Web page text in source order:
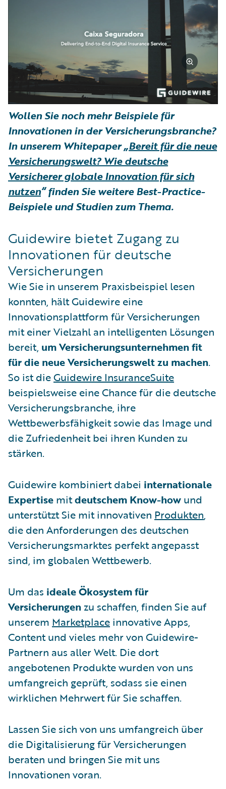
Wollen Sie noch mehr Beispiele für
Innovationen in der Versicherungsbranche?
In unserem Whitepaper „Bereit für die neue
Versicherungswelt? Wie deutsche
Versicherer globale Innovation für sich
nutzen“ finden Sie weitere Best-Practice-
Beispiele und Studien zum Thema.
Guidewire bietet Zugang zu
Innovationen für deutsche
Versicherungen
Wie Sie in unserem Praxisbeispiel lesen
konnten, hält Guidewire eine
Innovationsplattform für Versicherungen
mit einer Vielzahl an intelligenten Lösungen
bereit, um Versicherungsunternehmen fit
für die neue Versicherungswelt zu machen.
So ist dieGuidewire InsuranceSuite
beispielsweise eine Chance für die deutsche
Versicherungsbranche, ihre
Wettbewerbsfähigkeit sowie das Image und
die Zufriedenheit bei ihren Kunden zu
stärken.
Guidewire kombiniert dabei internationale
Expertise mitdeutschem Know-how und
unterstützt Sie mit innovativen Produkten,
die den Anforderungen des deutschen
Versicherungsmarktes perfekt angepasst
sind, im globalen Wettbewerb.
Um das ideale Ökosystem für
Versicherungenzu schaffen, finden Sie auf
unserem Marketplace innovative Apps,
Content und vieles mehr von Guidewire-
Partnern aus aller Welt. Die dort
angebotenen Produkte wurden von uns
umfangreich geprüft, sodass sie einen
wirklichen Mehrwert für Sie schaffen.
Lassen Sie sich von uns umfangreich über
die Digitalisierung für Versicherungen
beraten und bringen Sie mit uns
Innovationen voran.